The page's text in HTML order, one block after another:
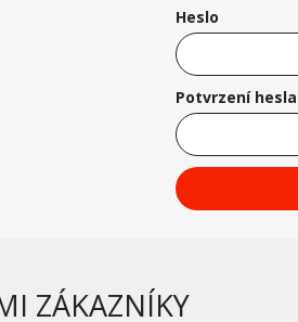
Heslo
Potvrzení hesla
ZÁKAZNÍKY